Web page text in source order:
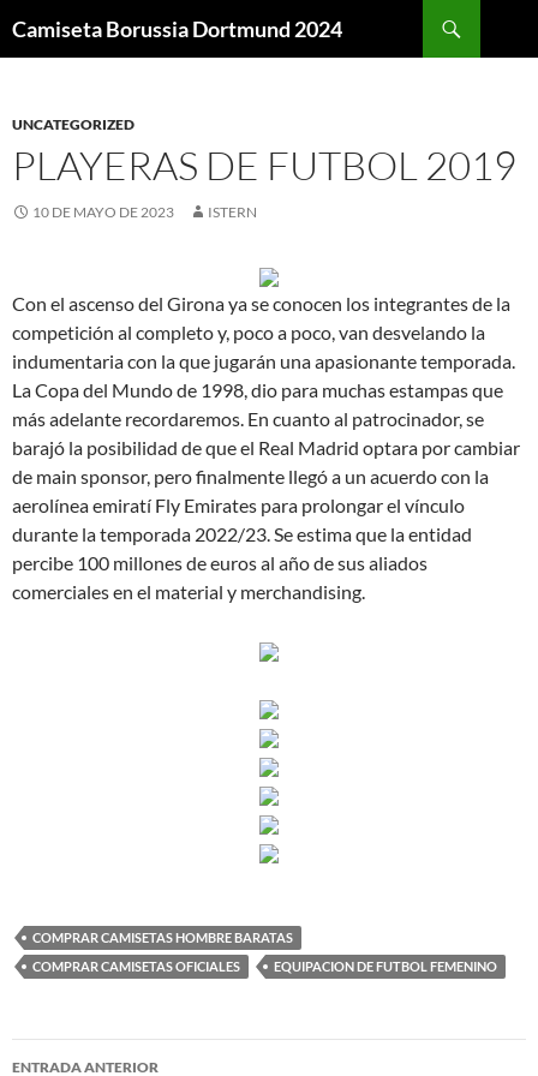
Camiseta Borussia Dortmund 2024
UNCATEGORIZED
PLAYERAS DE FUTBOL 2019
10 DE MAYO DE 2023 ISTERN
Con el ascenso del Girona ya se conocen los integrantes de la
competición al completo y, poco a poco, van desvelando la
indumentaria con la que jugarán una apasionante temporada.
La Copa del Mundo de 1998, dio para muchas estampas que
más adelante recordaremos. En cuanto al patrocinador, se
barajó la posibilidad de que el Real Madrid optara por cambiar
de main sponsor, pero finalmente llegó a un acuerdo con la
aerolínea emiratí Fly Emirates para prolongar el vínculo
durante la temporada 2022/23. Se estima que la entidad
percibe 100 millones de euros al año de sus aliados
comerciales en el material y merchandising.
COMPRAR CAMISETAS HOMBRE BARATAS
COMPRAR CAMISETAS OFICIALES
EQUIPACION DE FUTBOL FEMENINO
Navegación
ENTRADA ANTERIOR